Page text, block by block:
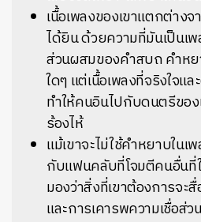
เนื้อเพลงของเขาแตกต่าง
ได้ยิน ด้วยความที่มันเป็นเ
ส่วนผสมของคำสบถ คำห
ใดๆ แต่เนื้อเพลงที่จริงใจแ
ทำให้คนอินไปกับดนตรีขอ
ร้องไห้
แม้เขาจะไม่ใช้คำหยาบในเ
กับแฟนคลับที่โจมตีคนอื่นที่
มองว่าสิ่งที่เขาต้องการจะสื่
และการเคารพความเชื่อส่